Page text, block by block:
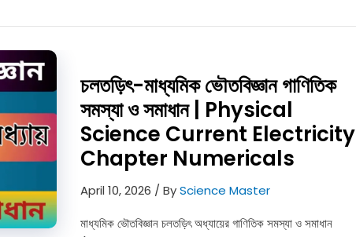
সিলেবাস
Poribesh
Bigyan
Syllabus
New
চলতড়িৎ-মাধ্যমিক ভৌতবিজ্ঞান গাণিতিক
সমস্যা ও সমাধান | Physical
Science Current Electricity
Chapter Numericals
April 10, 2026 / ByScience Master
মাধ্যমিক ভৌতবিজ্ঞান চলতড়িৎ অধ্যায়ের গাণিতিক সমস্যা ও সমাধান